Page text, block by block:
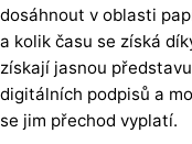
dosáhnout v oblasti
a kolik času se získá
získají jasnou
digitálních podpisů a
se jim přechod vyplatí.